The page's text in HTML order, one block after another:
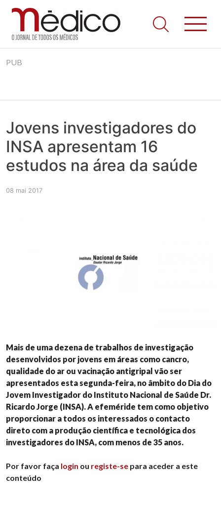
to
Jornal Médico
Médico – O Jornal de Todos os Médicos. Onde as notícias
realmente contam! Tudo o que se passa na Saúde!
PUB
Jovens investigadores do
INSA apresentam 16
estudos na área da saúde
08 mai 2017
Mais de uma dezena de trabalhos de investigação
desenvolvidos por jovens em áreas como cancro,
qualidade do ar ou vacinação antigripal vão ser
apresentados esta segunda-feira, no âmbito do Dia do
Jovem Investigador do Instituto Nacional de Saúde Dr.
Ricardo Jorge (INSA). A efeméride tem como objetivo
proporcionar a todos os interessados o contacto
direto com a produção científica e tecnológica dos
investigadores do INSA, com menos de 35 anos.
Por favor faça login ou registe-se para aceder a este
conteúdo